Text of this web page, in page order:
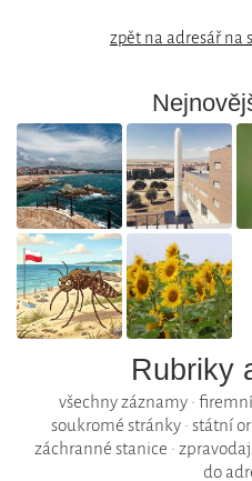
zpět na adresář na
Rubriky
všechny záznamy•
soukromé stránky• státní
záchranné stanice •
do